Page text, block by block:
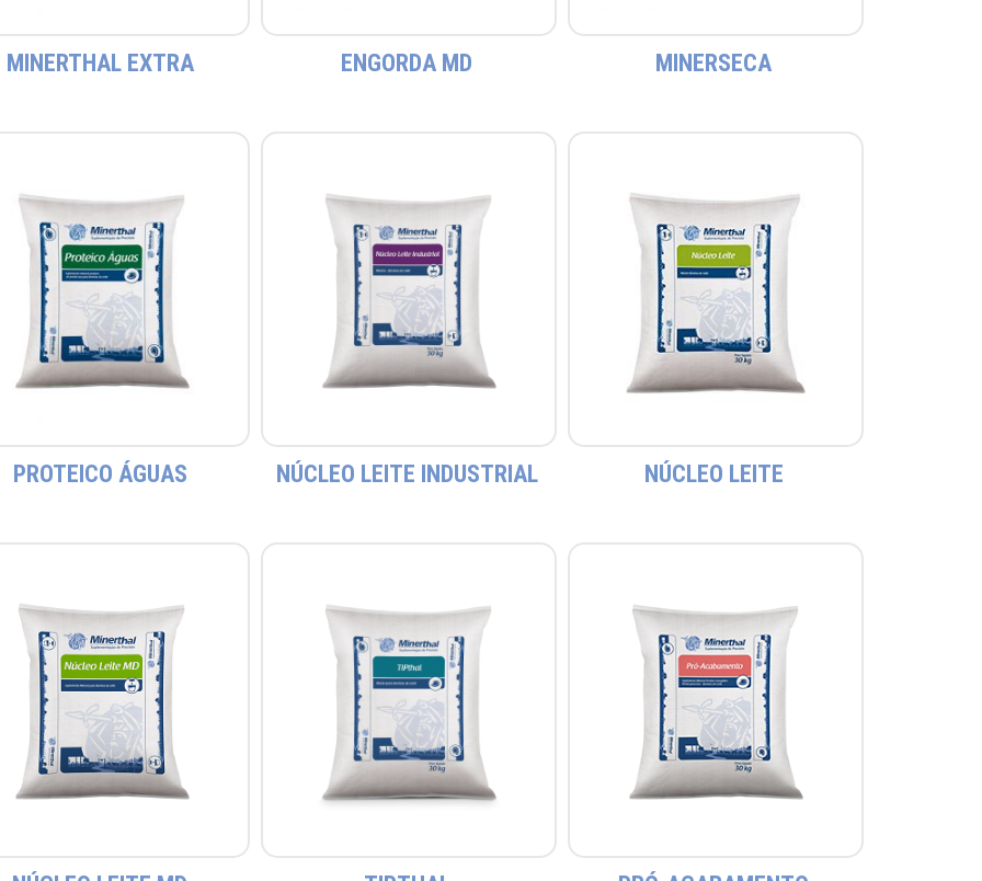
MINERTHAL EXTRA ENGORDA MD MINERSECA
PROTEICO ÁGUAS NÚCLEO LEITE INDUSTRIAL NÚCLEO LEITE